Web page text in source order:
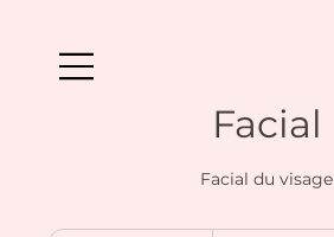
Facial
Facial du visage